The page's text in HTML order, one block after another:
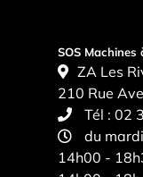
SOS Machines
ZA Les
210 Rue
Tél :02
du
14h00 -